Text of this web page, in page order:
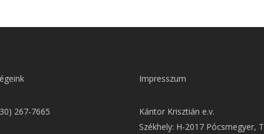
267-7665
Impresszum
Kántor Krisztián e.v.
Székhely: H-2017 Pócsmegyer,